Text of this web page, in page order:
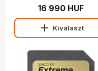
16 990 HUF
add Kiválaszt